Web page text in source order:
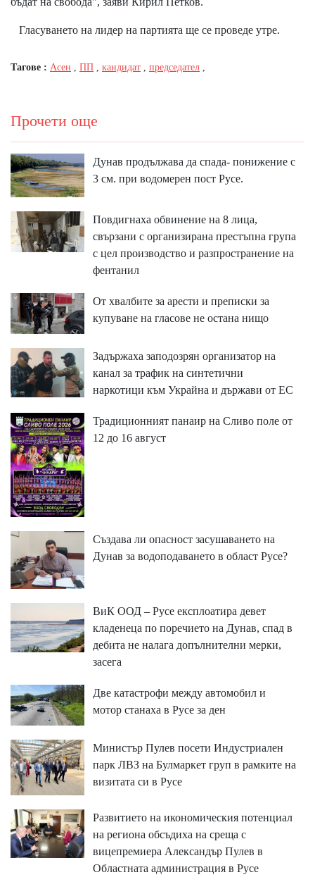
Гласуването на лидер на партията ще се проведе утре.
Тагове : Асен ПП кандидат председател
Прочети още
Дунав продължава да спада- понижение с
3 см. при водомерен пост Русе.
Повдигнаха обвинение на 8 лица,
свързани с организирана престъпна група
с цел производство и разпространение на
фентанил
От хвалбите за арести и преписки за
купуване на гласове не остана нищо
Задържаха заподозрян организатор на
канал за трафик на синтетични
наркотици към Украйна и държави от ЕС
Традиционният панаир на Сливо поле от
12 до 16 август
Създава ли опасност засушаването на
Дунав за водоподаването в област Русе?
ВиК ООД – Русе експлоатира девет
кладенеца по поречието на Дунав, спад в
дебита не налага допълнителни мерки,
засега
Две катастрофи между автомобил и
мотор станаха в Русе за ден
Министър Пулев посети Индустриален
парк ЛВЗ на Булмаркет груп в рамките на
визитата си в Русе
Развитието на икономическия потенциал
на региона обсъдиха на среща с
вицепремиера Александър Пулев в
Областната администрация в Русе